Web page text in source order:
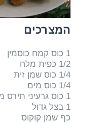
המצרכים
1 כוס קמח כוסמין
1/2 כפית מלח
1/4 כוס שמן זית
1/4 כוס מים
1 כוס גרעיני תירס מתוק
1 בצל גדול
כף שמן קוקוס